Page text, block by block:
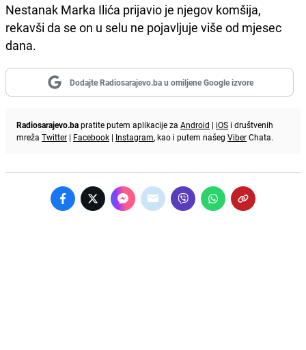
Nestanak Marka Ilića prijavio je njegov komšija,
rekavši da se on u selu ne pojavljuje više od mjesec
dana.
Dodajte Radiosarajevo.ba u omiljene Google izvore
Radiosarajevo.bapratite putem aplikacije za Android | iOS i društvenih
mreža Twitter | Facebook | Instagram, kao i putem našeg ViberChata.